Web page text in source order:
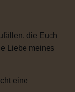
die Euch
Liebe meines
eine